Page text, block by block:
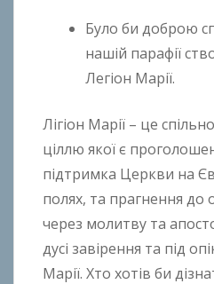
Було би доброю
нашій парафії
Легіон Марії.
Лігіон Марії – це
ціллю якої є
підтримка Церкви на
полях, та прагнення до
через молитву та
дусі завірення та під
Марії. Хто хотів би